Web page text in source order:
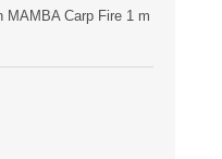
MAMBA Carp Fire 1 m